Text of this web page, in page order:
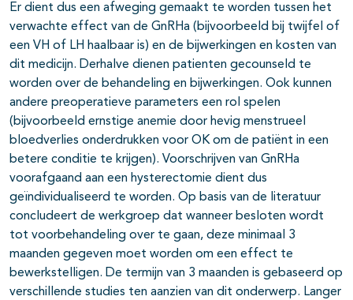
Er dient dus een afweging gemaakt te worden tussen het
verwachte effect van de GnRHa (bijvoorbeeld bij twijfel of
een VH of LH haalbaar is) en de bijwerkingen en kosten van
dit medicijn. Derhalve dienen patienten gecounseld te
worden over de behandeling en bijwerkingen. Ook kunnen
andere preoperatieve parameters een rol spelen
(bijvoorbeeld ernstige anemie door hevig menstrueel
bloedverlies onderdrukken voor OK om de patiënt in een
betere conditie te krijgen). Voorschrijven van GnRHa
voorafgaand aan een hysterectomie dient dus
geïndividualiseerd te worden. Op basis van de literatuur
concludeert de werkgroep dat wanneer besloten wordt
tot voorbehandeling over te gaan, deze minimaal 3
maanden gegeven moet worden om een effect te
bewerkstelligen. De termijn van 3 maanden is gebaseerd op
verschillende studies ten aanzien van dit onderwerp. Langer